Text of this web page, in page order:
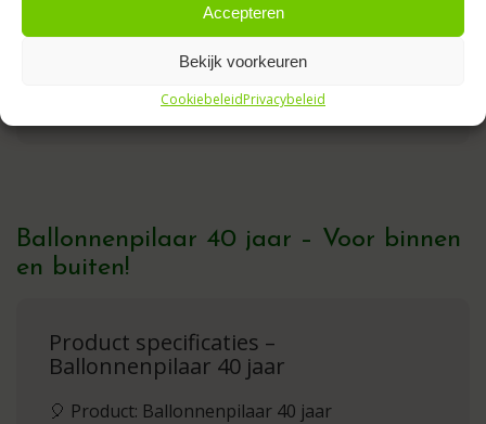
Accepteren
Bekijk voorkeuren
CookiebeleidPrivacybeleid
Wij halen de ballondecoraties niet meer op.
halen wij gratis weer op.
Ballonnenpilaar 40 jaar – Voor binnen
en buiten!
Product specificaties –
Ballonnenpilaar 40 jaar
🎈 Product: Ballonnenpilaar 40 jaar